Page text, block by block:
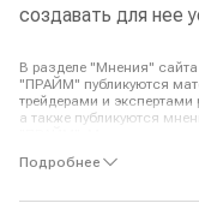
создавать для нее
В разделе "Мнения"
"ПРАЙМ" публикуются
трейдерами и
а также публикуются
редакции АЭИ "ПРАЙМ".
Авторы и АЭИ "ПРАЙМ" не
Подробнее